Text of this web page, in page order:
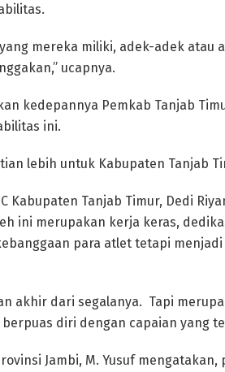
mereka miliki, adek-adek atau
ucapnya.
kedepannya Pemkab Tanjab
ini.
lebih untuk Kabupaten Tanjab
Kabupaten Tanjab Timur, Dedi
ini merupakan kerja keras,
para atlet tetapi
akhir dari segalanya. Tapi
diri dengan capaian yang
Jambi, M. Yusuf